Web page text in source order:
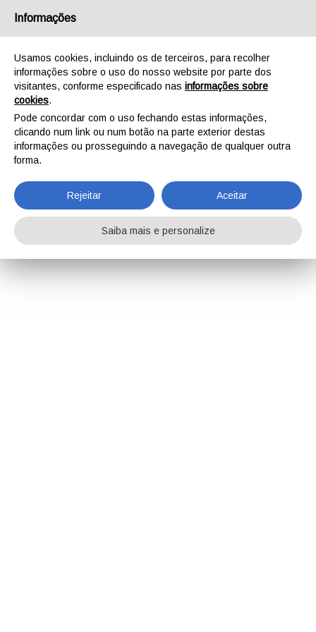
Informações
Usamos cookies, incluindo os de terceiros, para recolher
informações sobre o uso do nosso website por parte dos
visitantes, conforme especificado nas informações sobre
cookies.
Pode concordar com o uso fechando estas informações,
clicando num link ou num botão na parte exterior destas
informações ou prosseguindo a navegação de qualquer outra
forma.
Rejeitar Aceitar
Saiba mais e personalize